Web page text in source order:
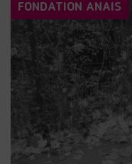
FONDATION ANAIS